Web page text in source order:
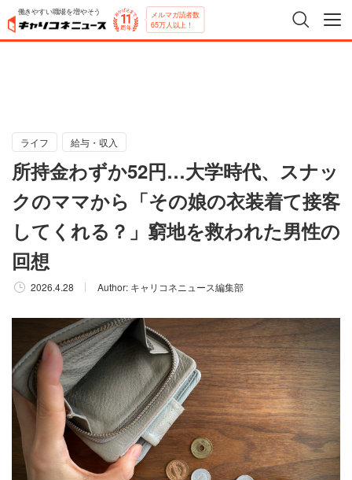
働きやすい職場を増やそう メルマガ読者数
65万人以上！
ライフ 給与・収入
所持金わずか52円…大学時代、スナッ
クのママから「その娘の衣装着て接客
してくれる？」窮地を救われた男性の
回想
2026.4.28 Author: キャリコネニュース編集部